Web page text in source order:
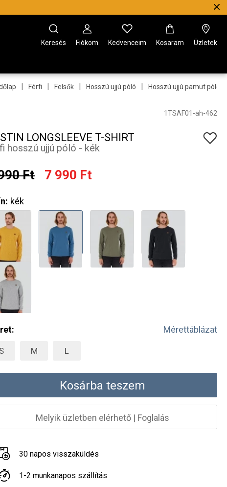
Keresés Fiókom Kedvenceim Kosaram Üzletek
| Férfi | Felsők | Hosszú ujjú póló | Hosszú ujjú pamut póló
1TSAF01-ah-462
LONGSLEEVE T-SHIRT
hosszú ujjú póló - kék
Ft 7 990 Ft
kék
Mérettáblázat
S M L
Kosárba teszem
Melyik üzletben elérhető| Foglalás
30 napos visszaküldés
1-2 munkanapos szállítás